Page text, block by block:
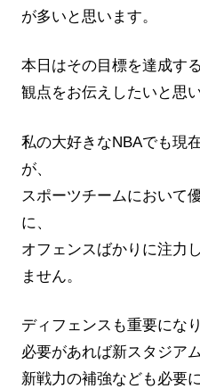
が多いと思います。
本日はその目標を達成す
観点をお伝えしたいと思い
私の大好きなNBAでも現
が、
スポーツチームにおいて
に、
オフェンスばかりに注力
ません。
ディフェンスも重要にな
必要があれば新スタジア
新戦力の補強なども必要